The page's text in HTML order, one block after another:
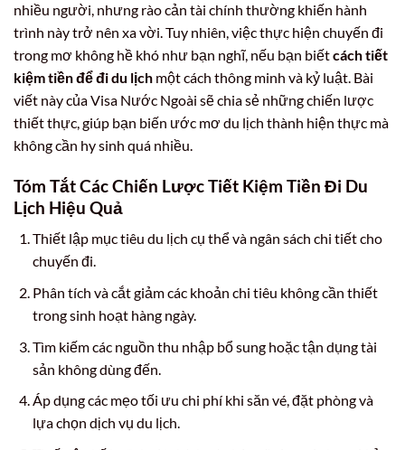
nhiều người, nhưng rào cản tài chính thường khiến hành
trình này trở nên xa vời. Tuy nhiên, việc thực hiện chuyến đi
trong mơ không hề khó như bạn nghĩ, nếu bạn biếtcách tiết
kiệm tiền để đi du lịch một cách thông minh và kỷ luật. Bài
viết này của Visa Nước Ngoài sẽ chia sẻ những chiến lược
thiết thực, giúp bạn biến ước mơ du lịch thành hiện thực mà
không cần hy sinh quá nhiều.
Tóm Tắt Các Chiến Lược Tiết Kiệm Tiền Đi Du
Lịch Hiệu Quả
Thiết lập mục tiêu du lịch cụ thể và ngân sách chi tiết cho
chuyến đi.
Phân tích và cắt giảm các khoản chi tiêu không cần thiết
trong sinh hoạt hàng ngày.
Tìm kiếm các nguồn thu nhập bổ sung hoặc tận dụng tài
sản không dùng đến.
Áp dụng các mẹo tối ưu chi phí khi săn vé, đặt phòng và
lựa chọn dịch vụ du lịch.